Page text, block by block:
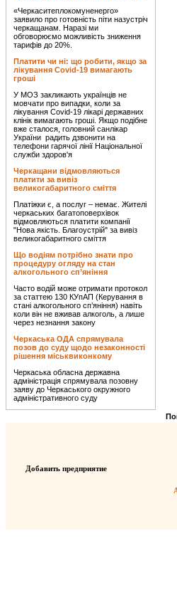
«Черкаситеплокомуненерго»
заявило про готовність піти назустріч
черкащанам. Наразі ми
обговорюємо можливість зниження
тарифів до 20%.
Платити чи ні: що робити, якщо за
лікування Covid-19 вимагають
гроші
У МОЗ закликають українців не
мовчати про випадки, коли за
лікування Covid-19 лікарі державних
клінік вимагають гроші. Якщо подібне
вже сталося, головний санлікар
України радить дзвонити на
телефони гарячої лінії Національної
служби здоров'я
Черкащани відмовляються
платити за вивіз
великогабаритного сміття
Платіжки є, а послуг – немає. Жителі
черкаських багатоповерхівок
відмовляються платити компанії
"Нова якість. Благоустрій" за вивіз
великогабаритного сміття
Що водіям потрібно знати про
процедуру огляду на стан
алкогольного сп’яніння
Часто водій може отримати протокол
за статтею 130 КУпАП (Керування в
стані алкогольного сп’яніння) навіть
коли він не вживав алкоголь, а лише
через незнання закону
Черкаська ОДА спрямувала
позов до суду щодо незаконності
рішення міськвиконкому
Черкаська обласна державна
адміністрація спрямувала позовну
заяву до Черкаського окружного
адміністративного суду
Добавить предприятие